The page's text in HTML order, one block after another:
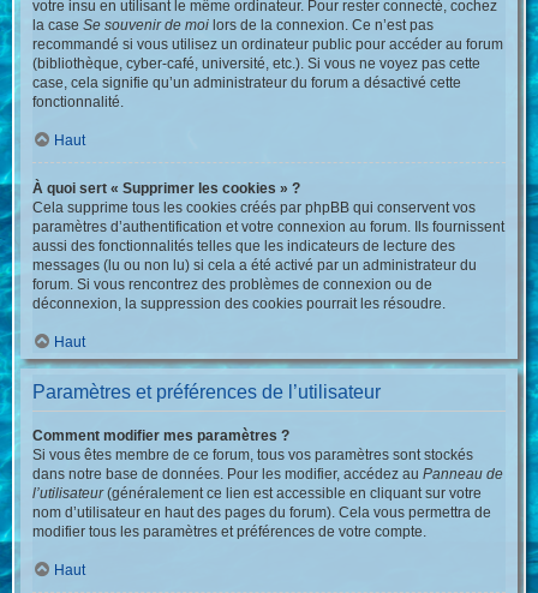
votre insu en utilisant le même ordinateur. Pour rester connecté, cochez
la caseSe souvenir de moi lors de la connexion. Ce n’est pas
recommandé si vous utilisez un ordinateur public pour accéder au forum
(bibliothèque, cyber-café, université, etc.). Si vous ne voyez pas cette
case, cela signifie qu’un administrateur du forum a désactivé cette
fonctionnalité.
Haut
À quoi sert « Supprimer les cookies » ?
Cela supprime tous les cookies créés par phpBB qui conservent vos
paramètres d’authentification et votre connexion au forum. Ils fournissent
aussi des fonctionnalités telles que les indicateurs de lecture des
messages (lu ou non lu) si cela a été activé par un administrateur du
forum. Si vous rencontrez des problèmes de connexion ou de
déconnexion, la suppression des cookies pourrait les résoudre.
Haut
Paramètres et préférences de l’utilisateur
Comment modifier mes paramètres ?
Si vous êtes membre de ce forum, tous vos paramètres sont stockés
dans notre base de données. Pour les modifier, accédez auPanneau de
l’utilisateur(généralement ce lien est accessible en cliquant sur votre
nom d’utilisateur en haut des pages du forum). Cela vous permettra de
modifier tous les paramètres et préférences de votre compte.
Haut